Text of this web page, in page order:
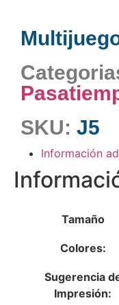
SKU: J5
Información
Tamaño
Colores:
Sugerencia
Impresión: